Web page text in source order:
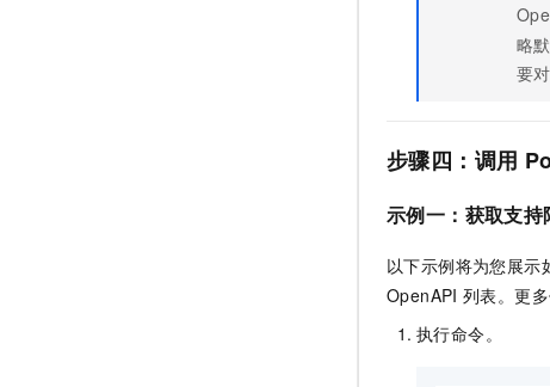
略
要
步骤四：调用
示例一：获取支持
以下示例将为您展示
OpenAPI 列表。更
执行命令。